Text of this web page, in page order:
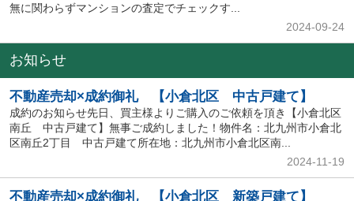
無に関わらずマンションの査定でチェックす...
2024-09-24
お知らせ
不動産売却×成約御礼 【小倉北区 中古戸建て】
成約のお知らせ先日、買主様よりご購入のご依頼を頂き【小倉北区
南丘 中古戸建て】無事ご成約しました！物件名：北九州市小倉北
区南丘2丁目 中古戸建て所在地：北九州市小倉北区南...
2024-11-19
不動産売却×成約御礼 【小倉北区 新築戸建て】